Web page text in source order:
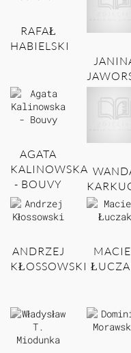
RAFAŁ
HABIELSKI
AGATA
KALINOWSKA
- BOUVY
ANDRZEJ
KŁOSSOWSKI